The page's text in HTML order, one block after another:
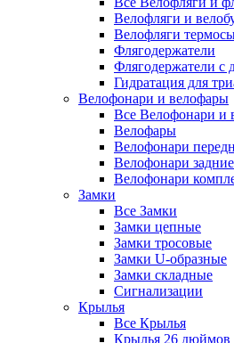
Велофляги и
Велофляги
Флягодержатели
Флягодержатели с
Гидратация для
Велофонари и велофары
Все Велофонари и
Велофары
Велофонари
Велофонари задние
Велофонари
Замки
Все Замки
Замки цепные
Замки тросовые
Замки U-образные
Замки складные
Сигнализации
Крылья
Все Крылья
Крылья 26 дюймов